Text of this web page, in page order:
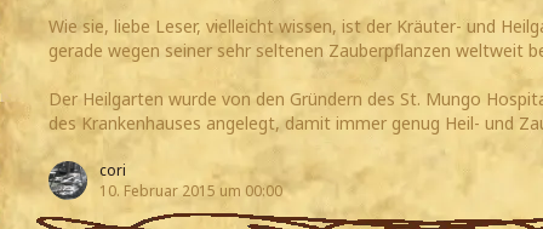
Wie sie, liebe Leser, vielleicht wissen, ist der Kräuter- und
gerade wegen seiner sehr seltenen Zauberpflanzen weltweit
Der Heilgarten wurde von den Gründern des St. Mungo
des Krankenhauses angelegt, damit immer genug Heil- und
cori
10. Februar 2015 um 00:00